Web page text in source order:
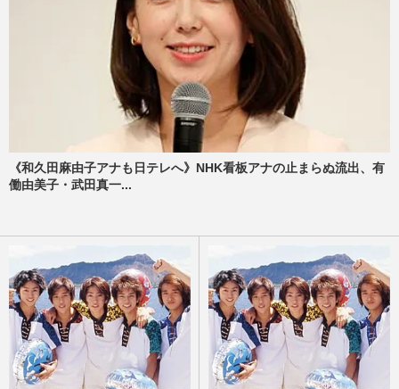
《和久田麻由子アナも日テレへ》NHK看板アナの止まらぬ流出、有
働由美子・武田真一...